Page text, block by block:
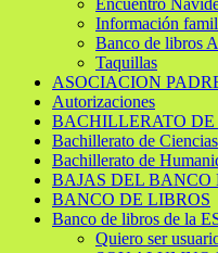
Encuentro
Información
Banco de libros
Taquillas
ASOCIACION
Autorizaciones
BACHILLERATO DE
Bachillerato de Ciencias
Bachillerato de
BAJAS DEL BANCO
BANCO DE LIBROS
Banco de libros de la
Quiero ser